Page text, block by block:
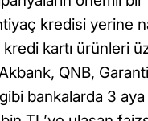
kredisi yerine
kartı ürünleri
QNB,
bankalarda 3